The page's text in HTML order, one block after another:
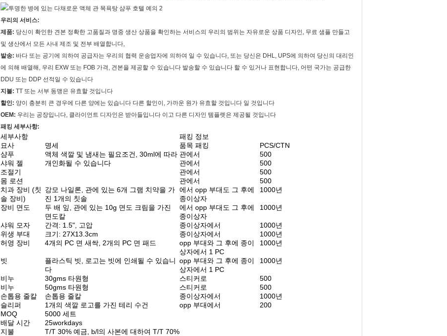
우리의 서비스:
제품: 당신이 확인한 견본 정확한 고품질과 명중 생산 상품을 확인하는 서비스의 우리의 범위는 자유로운 상품 디자인, 무료 샘플 만들고
및 생산에서 모든 사내 제조 및 전부 배열합니다,
발송: 바다 또는 공기에 의하여 공급자는 우리의 협력 운송업자에 의하여 일 수 있습니다, 또는 당신은 DHL, UPS에 의하여 당신의 대리인
에 의해 배열해, 우리 EXW 또는 FOB 가격, 견본을 제공할 수 있습니다 발송할 수 있습니다 할 수 있거나 표현합니다, 어떤 국가는 공급한
DDU 또는 DDP 선적일 수 있습니다
지불: TT 또는 서부 동맹은 유효할 것입니다
할인: 양이 충분히 큰 경우에 다른 양에는 있습니다 다른 할인이, 가까운 원가 유효할 것입니다 일 것입니다
OEM: 우리는 공장입니다, 클라이언트 디자인은 받아들입니다 이고 다른 디자인 템플렛은 제공될 것입니다
패킹 세부사항:
세부사항
패킹 정보
묘사
명세 품목 패킹
PCS/CTN
샴푸
액체 색깔 및 냄새는 필요조건, 30ml에 따라
개인화될 수 있습니다
관에서
500
샤워 젤
관에서
500
조절기
관에서
500
몸 로션
관에서
500
치과 장비 (칫
솔 장비)
강모 나일론, 관에 있는 6개 그램 치약을 가
진 1개의 칫솔
에서 opp 부대도 그 후에
종이상자
1000년
장비 면도
두 배 잎, 관에 있는 10g 면도 크림을 가진
면도칼
에서 opp 부대도 그 후에
종이상자
1000년
샤워 모자 간격: 1.5", 고압 종이상자에서
1000년
위생 부대
크기: 27X13.3cm 종이상자에서
1000년
허영 장비
4개의 PC 면 새싹, 2개의 PC 면 패드
opp 부대와 그 후에 종이
상자에서 1 PC
1000년
빗
플라스틱 빗, 로고는 빗에 인쇄될 수 있습니
다
opp 부대와 그 후에 종이
상자에서 1 PC
1000년
비누 30gms 타원형 스티커로
500
비누
50gms 타원형 스티커로
500
손톱용 줄칼
손톱용 줄칼 종이상자에서
1000년
슬리퍼
1개의 색깔 로고를 가진 테리 수건 opp 부대에서
200
MOQ
5000 세트
배달 시간
25workdays
지불
T/T 30% 예금, b/l의 사본에 대하여 T/T 70%